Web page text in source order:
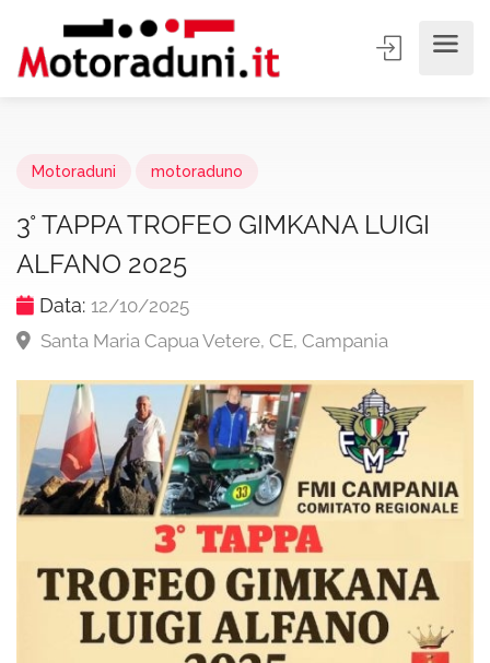
Motoraduni motoraduno
3° TAPPA TROFEO GIMKANA LUIGI
ALFANO 2025
Data: 12/10/2025
Santa Maria Capua Vetere, CE, Campania